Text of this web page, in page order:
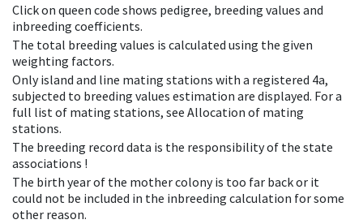
Click on queen code shows pedigree, breeding values and
inbreeding coefficients.
The total breeding values is calculated using the given
weighting factors.
Only island and line mating stations with a registered 4a,
subjected to breeding values estimation are displayed. For a
full list of mating stations, see Allocation of mating
stations.
The breeding record data is the responsibility of the state
associations !
The birth year of the mother colony is too far back or it
could not be included in the inbreeding calculation for some
other reason.